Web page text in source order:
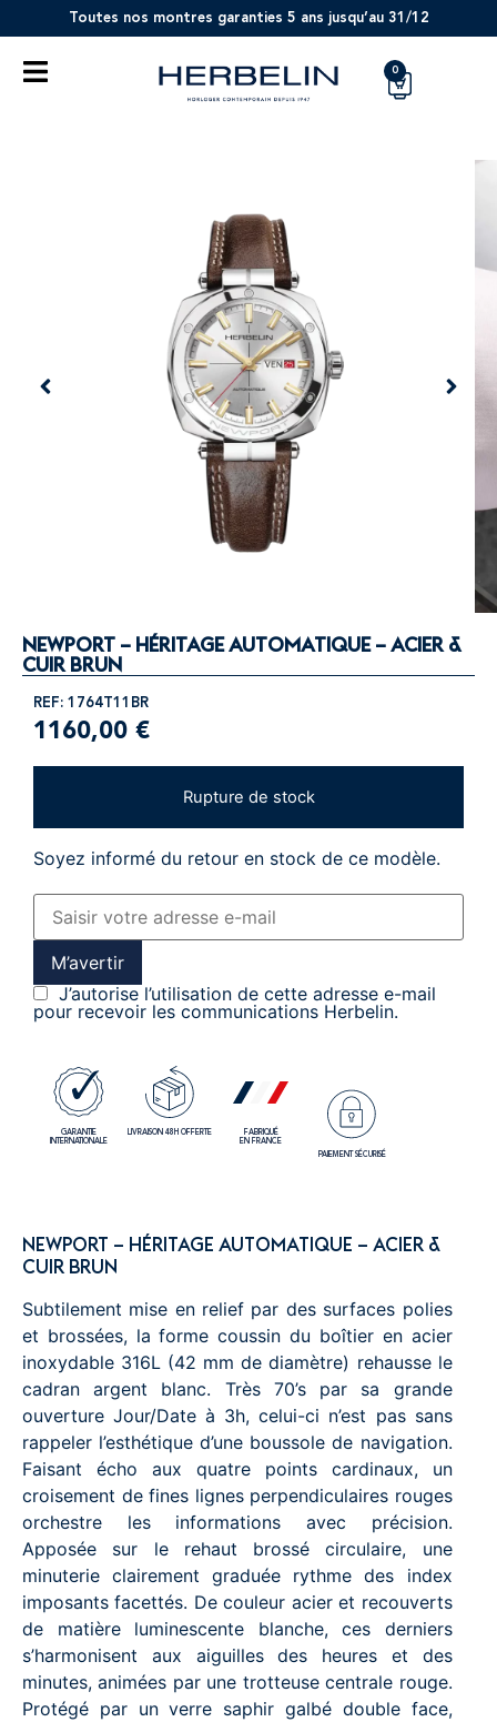
Toutes nos montres garanties 5 ans jusqu’au 31/12
0
NEWPORT – HÉRITAGE AUTOMATIQUE – ACIER &
CUIR BRUN
REF: 1764T11BR
1160,00 €
Rupture de stock
Soyez informé du retour en stock de ce modèle.
M’avertir
J’autorise l’utilisation de cette adresse e-mail
pour recevoir les communications Herbelin.
GARANTIE
INTERNATIONALE
LIVRAISON 48H OFFERTE
FABRIQUÉ
EN FRANCE
PAIEMENT SÉCURISÉ
NEWPORT – HÉRITAGE AUTOMATIQUE – ACIER &
CUIR BRUN
Subtilement mise en relief par des surfaces polies
et brossées, la forme coussin du boîtier en acier
inoxydable 316L (42 mm de diamètre) rehausse le
cadran argent blanc. Très 70’s par sa grande
ouverture Jour/Date à 3h, celui-ci n’est pas sans
rappeler l’esthétique d’une boussole de navigation.
Faisant écho aux quatre points cardinaux, un
croisement de fines lignes perpendiculaires rouges
orchestre les informations avec précision.
Apposée sur le rehaut brossé circulaire, une
minuterie clairement graduée rythme des index
imposants facettés. De couleur acier et recouverts
de matière luminescente blanche, ces derniers
s’harmonisent aux aiguilles des heures et des
minutes, animées par une trotteuse centrale rouge.
Protégé par un verre saphir galbé double face,